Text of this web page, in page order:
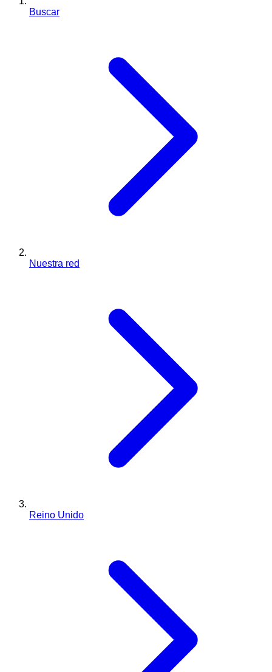
Buscar
Nuestra red
Reino Unido